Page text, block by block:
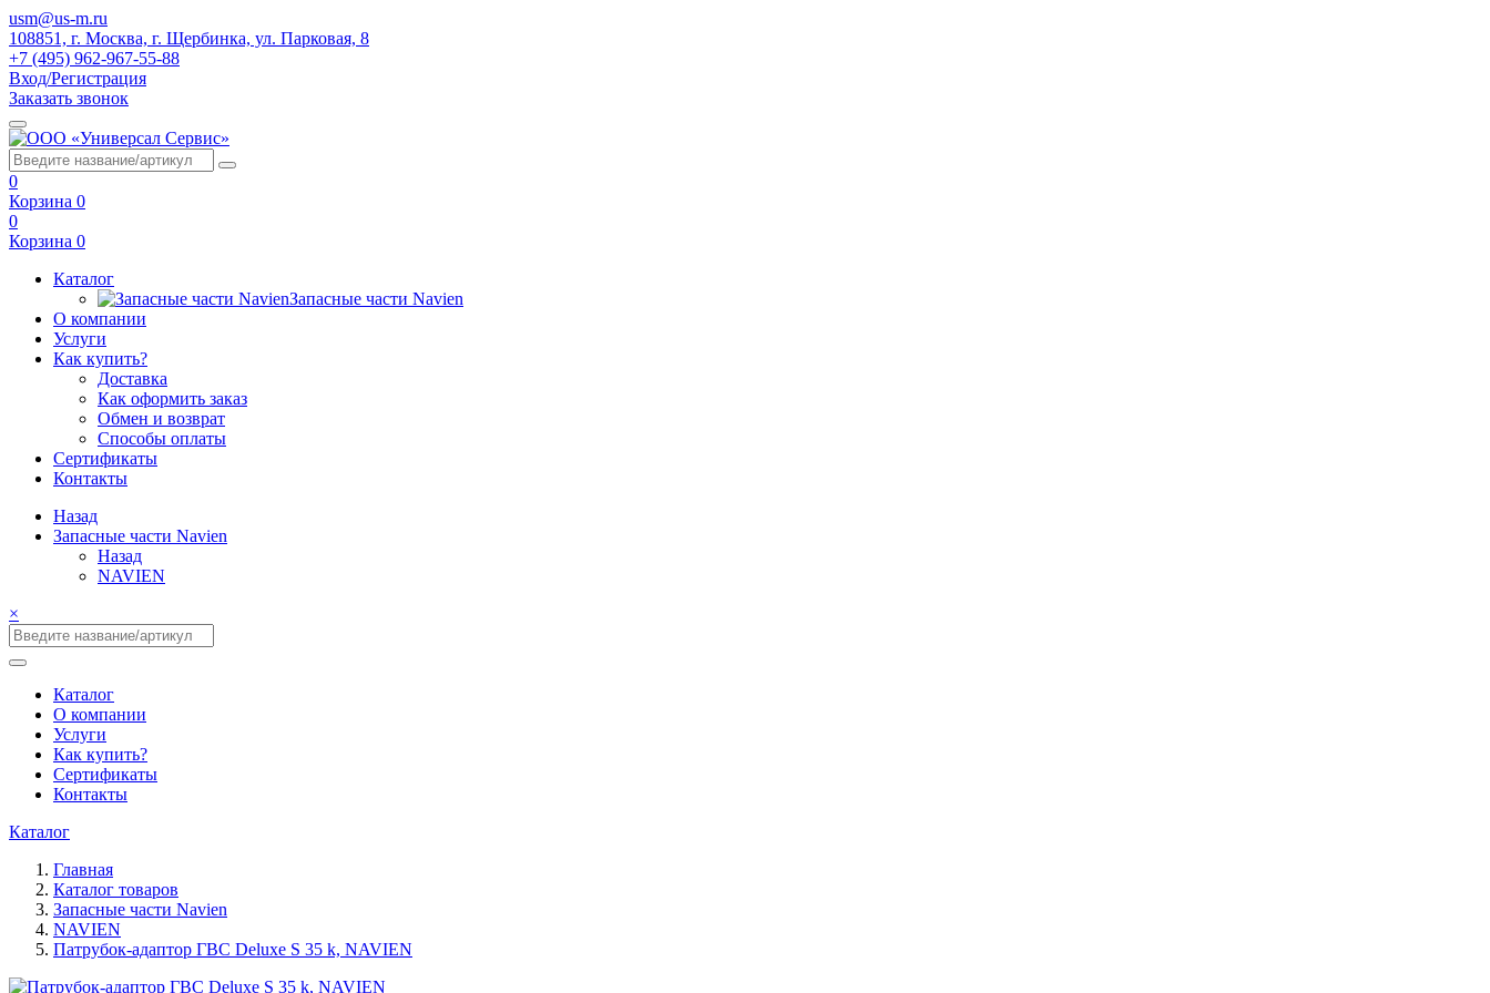
usm@us-m.ru
108851, г. Москва, г. Щербинка, ул. Парковая, 8
+7 (495) 962-967-55-88
Вход/Регистрация
Заказать звонок
0
Корзина 0
0
Корзина 0
Каталог
Запасные части Navien
О компании
Услуги
Как купить?
Доставка
Как оформить заказ
Обмен и возврат
Способы оплаты
Сертификаты
Контакты
Назад
Запасные части Navien
Назад
NAVIEN
×
Каталог
О компании
Услуги
Как купить?
Сертификаты
Контакты
Каталог
Главная
Каталог товаров
Запасные части Navien
NAVIEN
Патрубок-адаптор ГВС Deluxe S 35 k, NAVIEN